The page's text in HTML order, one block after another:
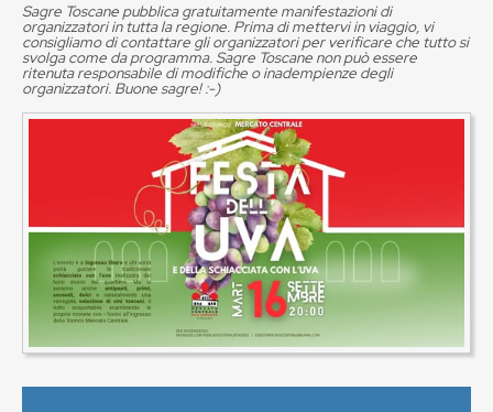
Sagre Toscane pubblica gratuitamente manifestazioni di
organizzatori in tutta la regione. Prima di mettervi in viaggio, vi
consigliamo di contattare gli organizzatori per verificare che tutto si
svolga come da programma. Sagre Toscane non può essere
ritenuta responsabile di modifiche o inadempienze degli
organizzatori. Buone sagre! :-)